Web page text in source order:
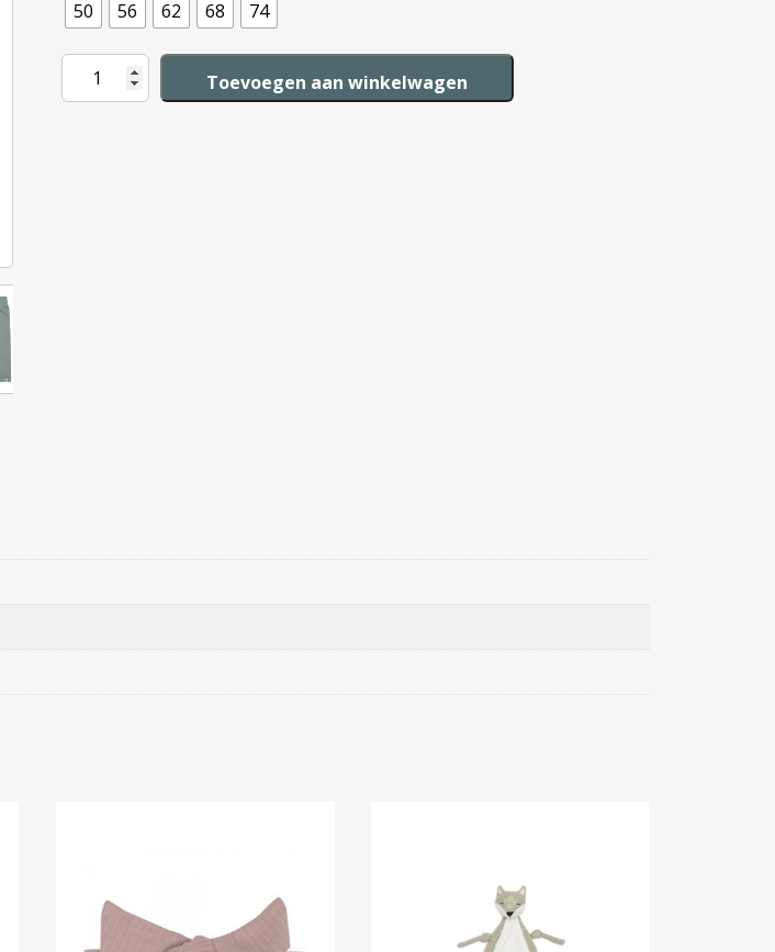
50
56 62 68 74
Klein
Trousers
Toevoegen aan winkelwagen